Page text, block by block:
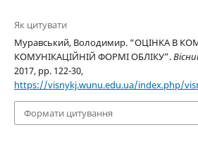
Як цитувати
Муравський, Володимир. “ОЦІНКА В
КОМУНІКАЦІЙНІЙ ФОРМІ ОБЛІКУ”.
2017, pp. 122-30,
https://visnykj.wunu.edu.ua/index.php/
Формати цитування